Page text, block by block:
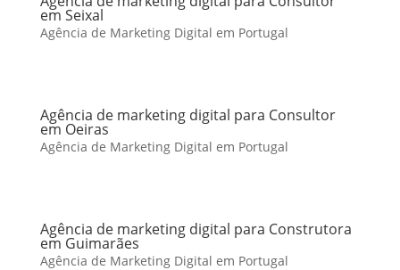
em Seixal
Agência de Marketing Digital em Portugal
Agência de marketing digital para Consultor
em Oeiras
Agência de Marketing Digital em Portugal
Agência de marketing digital para Construtora
em Guimarães
Agência de Marketing Digital em Portugal